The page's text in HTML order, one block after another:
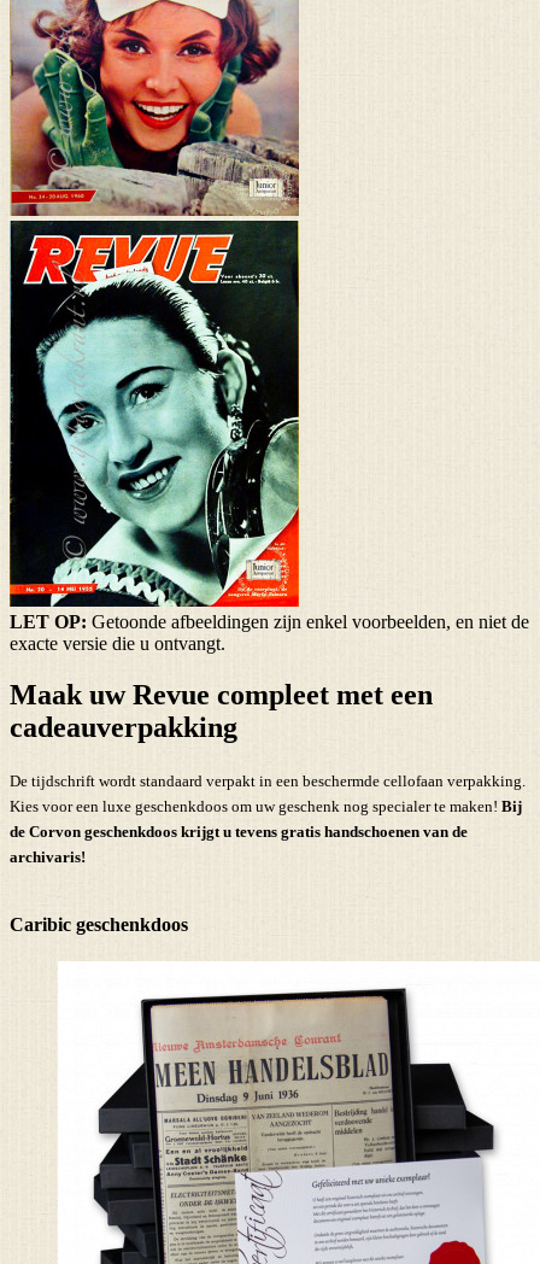
LET OP: Getoonde afbeeldingen zijn enkel voorbeelden, en niet de
exacte versie die u ontvangt.
Maak uw Revue compleet met een
cadeauverpakking
De tijdschrift wordt standaard verpakt in een beschermde cellofaan verpakking.
Kies voor een luxe geschenkdoos om uw geschenk nog specialer te maken! Bij
de Corvon geschenkdoos krijgt u tevens gratis handschoenen van de
archivaris!
Caribic geschenkdoos